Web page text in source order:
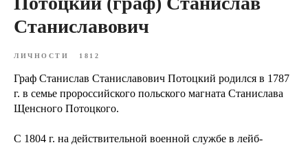
Станиславович
ЛИЧНОСТИ 1812
Граф Станислав Станиславович Потоцкий родился в 1787
г. в семье пророссийского польского магната Станислава
Щенсного Потоцкого.
С 1804 г. на действительной военной службе в лейб-